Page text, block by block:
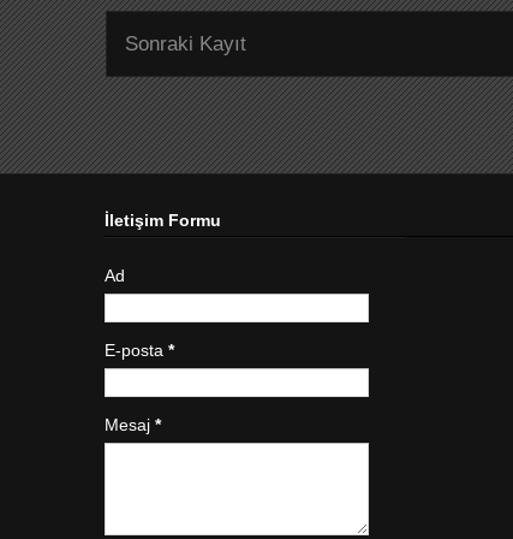
Sonraki Kayıt
İletişim Formu
Ad
E-posta *
Mesaj *